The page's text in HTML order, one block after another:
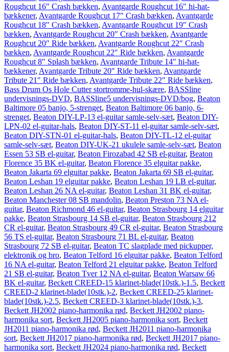
Roughcut 16″ Crash bækken, Avantgarde Roughcut 16″ hi-hat-
bækkener, Avantgarde Roughcut 17″ Crash bækken, Avantgarde
Roughcut 18″ Crash bækken, Avantgarde Roughcut 19″ Crash
bækken, Avantgarde Roughcut 20″ Crash bækken, Avantgarde
Roughcut 20″ Ride bækken, Avantgarde Roughcut 22″ Crash
bækken, Avantgarde Roughcut 22″ Ride bækken, Avantgarde
Roughcut 8″ Splash bækken, Avantgarde Tribute 14″ hi-hat-
bækkener, Avantgarde Tribute 20″ Ride bækken, Avantgarde
Tribute 21″ Ride bækken, Avantgarde Tribute 22″ Ride bækken,
Bass Drum Os Hole Cutter stortromme-hul-skære, BASSline
undervisnings-DVD, BASSline5 undervisnings-DVD/bog, Beaton
Baltimore 05 banjo, 5-strenget, Beaton Baltimore 06 banjo, 6-
strenget, Beaton DIY-LP-13 el-guitar samle-selv-sæt, Beaton DIY-
LPN-02 el-guitar-hals, Beaton DIY-ST-11 el-guitar samle-selv-sæt,
Beaton DIY-STN-01 el-guitar-hals, Beaton DIY-TL-12 el-guitar
samle-selv-sæt, Beaton DIY-UK-21 ukulele samle-selv-sæt, Beaton
Essen 53 SB el-guitar, Beaton Firozabad 42 SB el-guitar, Beaton
Florence 35 BK el-guitar, Beaton Florence 35 elguitar pakke,
Beaton Jakarta 69 elguitar pakke, Beaton Jakarta 69 SB el-guitar,
Beaton Leshan 19 elguitar pakke, Beaton Leshan 19 LB el-guitar,
Beaton Leshan 26 NA el-guitar, Beaton Leshan 31 BK el-guitar,
Beaton Manchester 08 SB mandolin, Beaton Preston 73 NA el-
guitar, Beaton Richmond 46 el-guitar, Beaton Strasbourg 14 elguitar
pakke, Beaton Strasbourg 14 SB el-guitar, Beaton Strasbourg 212
CR el-guitar, Beaton Strasbourg 49 CR el-guitar, Beaton Strasbourg
56 TS el-guitar, Beaton Strasbourg 71 BL el-guitar, Beaton
Strasbourg 72 SB el-guitar, Beaton TC slagplade med pickupper,
elektronik og bro, Beaton Telford 16 elguitar pakke, Beaton Telford
16 NA el-guitar, Beaton Telford 21 elguitar pakke, Beaton Telford
21 SB el-guitar, Beaton Tver 12 NA el-guitar, Beaton Warsaw 66
BK el-guitar, Beckett CREED-15 klarinet-blade(10stk.)-1.5, Beckett
CREED-2 klarinet-blade(10stk.)-2, Beckett CREED-25 klarinet-
blade(10stk.)-2.5, Beckett CREED-3 klarinet-blade(10stk.)-3,
Beckett JH2002 piano-harmonika rød, Beckett JH2002 piano-
harmonika sort, Beckett JH2005 piano-harmonika sort, Beckett
JH2011 piano-harmonika rød, Beckett JH2011 piano-harmonika
sort, Beckett JH2017 piano-harmonika rød, Beckett JH2017 piano-
harmonika sort, Beckett JH2024 piano-harmonika rød, Beckett